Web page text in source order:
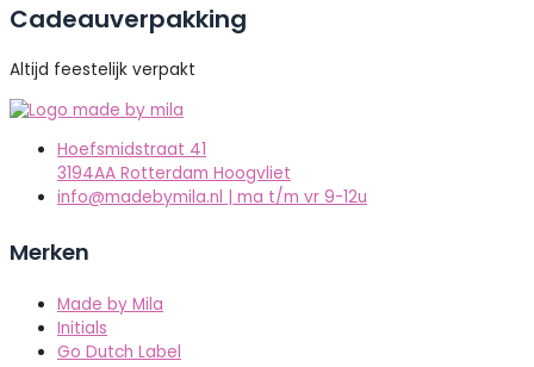
Cadeauverpakking
Altijd feestelijk verpakt
Hoefsmidstraat 41
3194AA Rotterdam Hoogvliet
info@madebymila.nl | ma t/m vr 9-12u
Merken
Made by Mila
Initials
Go Dutch Label